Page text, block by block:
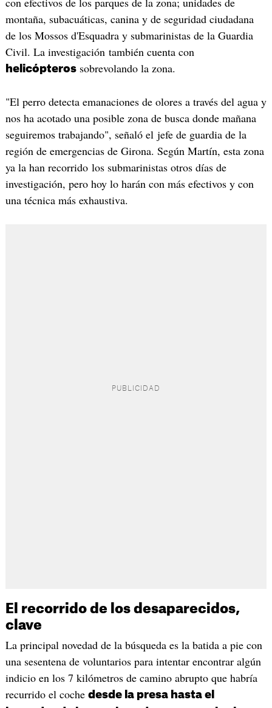
montaña, subacuáticas, canina y de seguridad ciudadana
de los Mossos d'Esquadra y submarinistas de la Guardia
Civil. La investigación también cuenta con
helicópterossobrevolando la zona.
"El perro detecta emanaciones de olores a través del agua y
nos ha acotado una posible zona de busca donde mañana
seguiremos trabajando", señaló el jefe de guardia de la
región de emergencias de Girona. Según Martín, esta zona
ya la han recorrido los submarinistas otros días de
investigación, pero hoy lo harán con más efectivos y con
una técnica más exhaustiva.
El recorrido de los desaparecidos,
clave
La principal novedad de la búsqueda es la batida a pie con
una sesentena de voluntarios para intentar encontrar algún
indicio en los 7 kilómetros de camino abrupto que habría
recurrido el coche desde la presa hasta el